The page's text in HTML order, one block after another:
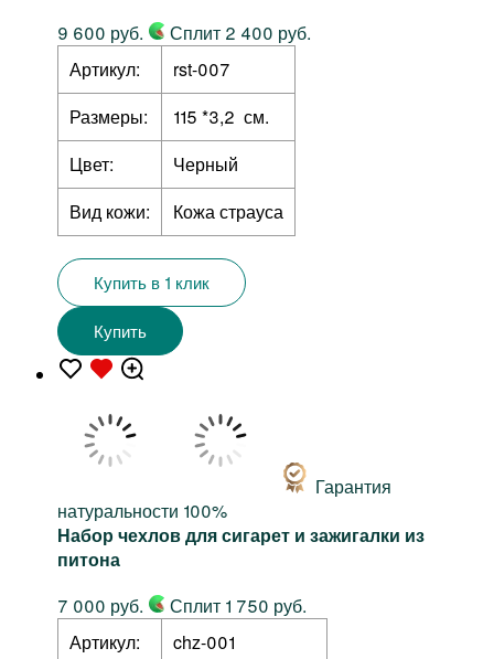
9 600 руб.
Сплит 2 400 руб.
Артикул:
rst-007
Размеры:
115 *3,2 см.
Цвет:
Черный
Вид кожи:
Кожа страуса
Купить в 1 клик
Купить
Гарантия
натуральности 100%
Набор чехлов для сигарет и зажигалки из
питона
7 000 руб.
Сплит 1 750 руб.
Артикул:
chz-001